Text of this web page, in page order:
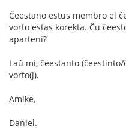
Ĉeestano estus membro el
vorto estas korekta. Ĉu
aparteni?
Laŭ mi, ĉeestanto
vorto(j).
Amike,
Daniel.